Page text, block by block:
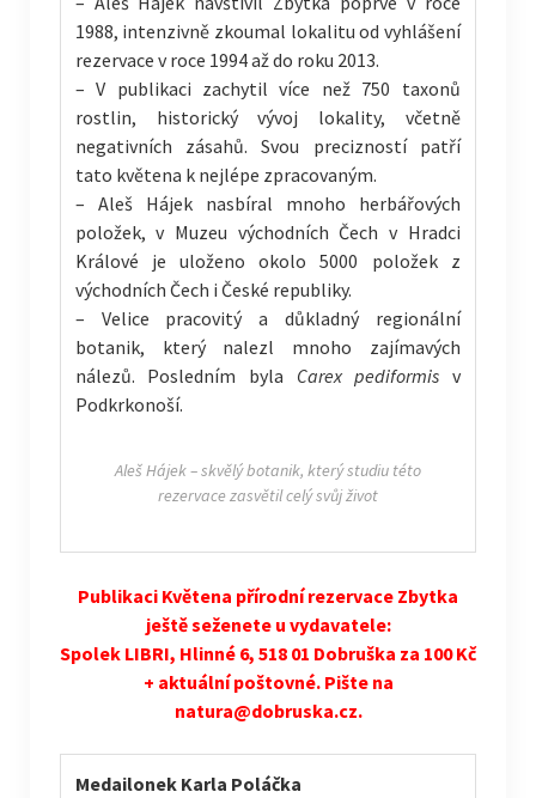
1988, intenzivně zkoumal lokalitu od vyhlášení
rezervace v roce 1994 až do roku 2013.
– V publikaci zachytil více než 750 taxonů
rostlin, historický vývoj lokality, včetně
negativních zásahů. Svou precizností patří
tato květena k nejlépe zpracovaným.
– Aleš Hájek nasbíral mnoho herbářových
položek, v Muzeu východních Čech v Hradci
Králové je uloženo okolo 5000 položek z
východních Čech i České republiky.
– Velice pracovitý a důkladný regionální
botanik, který nalezl mnoho zajímavých
nálezů. Posledním byla Carex pediformis v
Podkrkonoší.
Aleš Hájek – skvělý botanik, který studiu této
rezervace zasvětil celý svůj život
Publikaci Květena přírodní rezervace Zbytka
ještě seženete u vydavatele:
Spolek LIBRI, Hlinné 6, 518 01 Dobruška za 100 Kč
+ aktuální poštovné. Pište na
natura@dobruska.cz.
Medailonek Karla Poláčka